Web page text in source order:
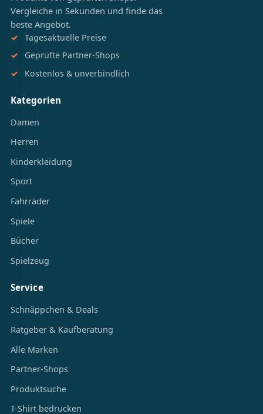
Vergleiche in Sekunden und finde das
beste Angebot.
Tagesaktuelle Preise
Geprüfte Partner-Shops
Kostenlos & unverbindlich
Kategorien
Damen
Herren
Kinderkleidung
Sport
Fahrräder
Spiele
Bücher
Spielzeug
Service
Schnäppchen & Deals
Ratgeber & Kaufberatung
Alle Marken
Partner-Shops
Produktsuche
T-Shirt bedrucken